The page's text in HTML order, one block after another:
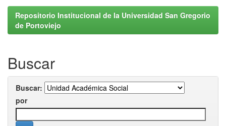
Repositorio Institucional de la Universidad San Gregorio
de Portoviejo
Buscar
Buscar:
por